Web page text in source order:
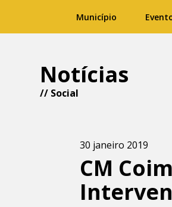
Município
Notícias
// Social
30 janeiro 2019
CM